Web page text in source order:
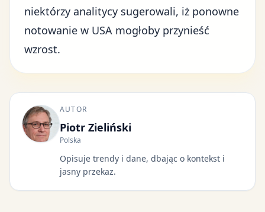
niektórzy analitycy sugerowali, iż ponowne
notowanie w USA mogłoby przynieść
wzrost.
AUTOR
Piotr Zieliński
Polska
Opisuje trendy i dane, dbając o kontekst i
jasny przekaz.